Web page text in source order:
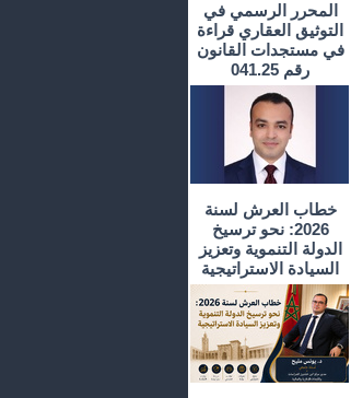
المحرر الرسمي في
التوثيق العقاري قراءة
في مستجدات القانون
رقم 041.25
خطاب العرش لسنة
2026: نحو ترسيخ
الدولة التنموية وتعزيز
السيادة الاستراتيجية